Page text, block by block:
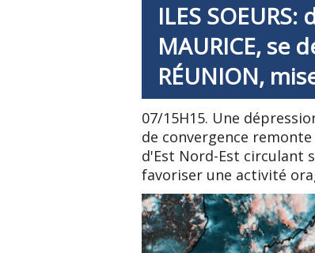
ILES
MAURICE, se
RÉUNION,
07/15H15. Une
de convergence
d'Est Nord-Est circulant
favoriser une activité